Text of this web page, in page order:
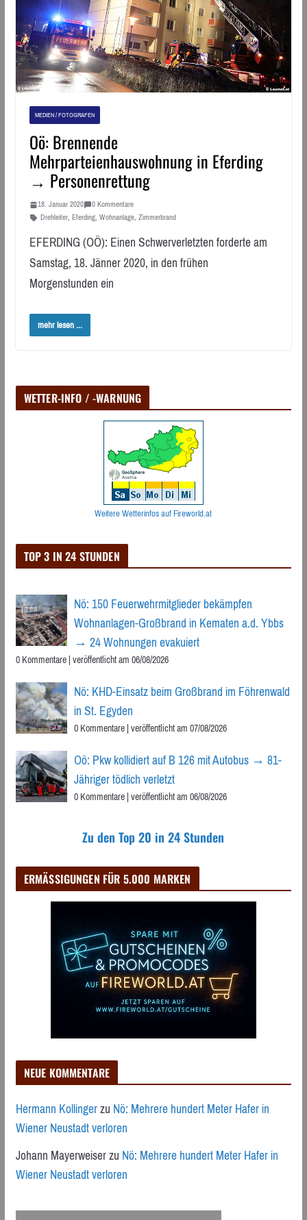
MEDIEN / FOTOGRAFEN
Oö: Brennende
Mehrparteienhauswohnung in Eferding
→ Personenrettung
18. Januar 2020
0 Kommentare
Drehleiter, Eferding, Wohnanlage, Zimmerbrand
EFERDING (OÖ): Einen Schwerverletzten forderte am
Samstag, 18. Jänner 2020, in den frühen
Morgenstunden ein
mehr lesen ...
WETTER-INFO / -WARNUNG
Weitere Wetterinfos auf Fireworld.at
TOP 3 IN 24 STUNDEN
Nö: 150 Feuerwehrmitglieder bekämpfen
Wohnanlagen-Großbrand in Kematen a.d. Ybbs
→ 24 Wohnungen evakuiert
0 Kommentare|veröffentlicht am 06/08/2026
Nö: KHD-Einsatz beim Großbrand im Föhrenwald
in St. Egyden
0 Kommentare|veröffentlicht am 07/08/2026
Oö: Pkw kollidiert auf B 126 mit Autobus → 81-
Jähriger tödlich verletzt
0 Kommentare|veröffentlicht am 06/08/2026
Zu den Top 20 in 24 Stunden
ERMÄSSIGUNGEN FÜR 5.000 MARKEN
NEUE KOMMENTARE
Hermann KollingerzuNö: Mehrere hundert Meter Hafer in
Wiener Neustadt verloren
Johann MayerweiserzuNö: Mehrere hundert Meter Hafer in
Wiener Neustadt verloren